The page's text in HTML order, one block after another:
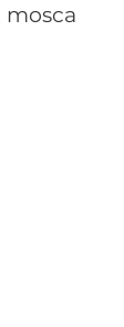
mosca